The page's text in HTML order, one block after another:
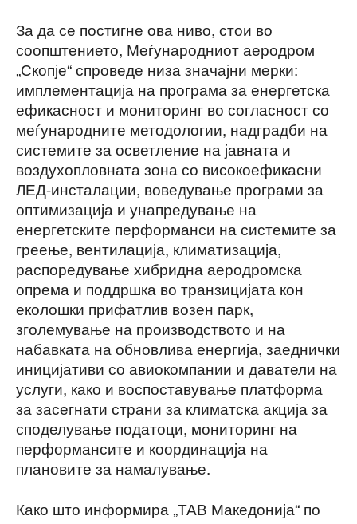
За да се постигне ова ниво, стои во
соопштението, Меѓународниот аеродром
„Скопје“ спроведе низа значајни мерки:
имплементација на програма за енергетска
ефикасност и мониторинг во согласност со
меѓународните методологии, надградби на
системите за осветление на јавната и
воздухопловната зона со високоефикасни
ЛЕД-инсталации, воведување програми за
оптимизација и унапредување на
енергетските перформанси на системите за
греење, вентилација, климатизација,
распоредување хибридна аеродромска
опрема и поддршка во транзицијата кон
еколошки прифатлив возен парк,
зголемување на производството и на
набавката на обновлива енергија, заеднички
иницијативи со авиокомпании и даватели на
услуги, како и воспоставување платформа
за засегнати страни за климатска акција за
споделување податоци, мониторинг на
перформансите и координација на
плановите за намалување.
Како што информира „ТАВ Македонија“ по